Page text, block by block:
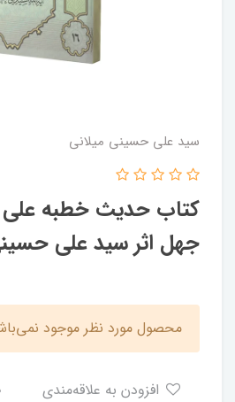
سید علی حسینی میلانی
کتاب حدیث خطبه علی
جهل اثر سید علی
محصول مورد نظر موجود